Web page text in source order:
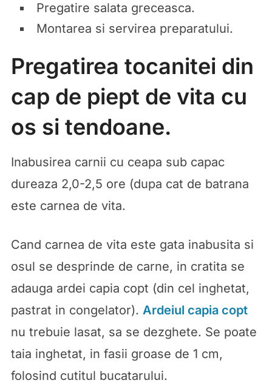
Pregatire salata greceasca.
Montarea si servirea preparatului.
Pregatirea tocanitei din
cap de piept de vita cu
os si tendoane.
Inabusirea carnii cu ceapa sub capac
dureaza 2,0-2,5 ore (dupa cat de batrana
este carnea de vita.
Cand carnea de vita este gata inabusita si
osul se desprinde de carne, in cratita se
adauga ardei capia copt (din cel inghetat,
pastrat in congelator). Ardeiul capia copt
nu trebuie lasat, sa se dezghete. Se poate
taia inghetat, in fasii groase de 1 cm,
folosind cutitul bucatarului.